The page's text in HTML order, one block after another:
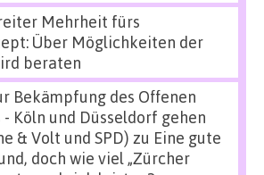
Mehrheit fürs
Über Möglichkeiten der
beraten
Bekämpfung des Offenen
Köln und Düsseldorf gehen
& Volt und SPD) zu Eine gute
doch wie viel „Zürcher